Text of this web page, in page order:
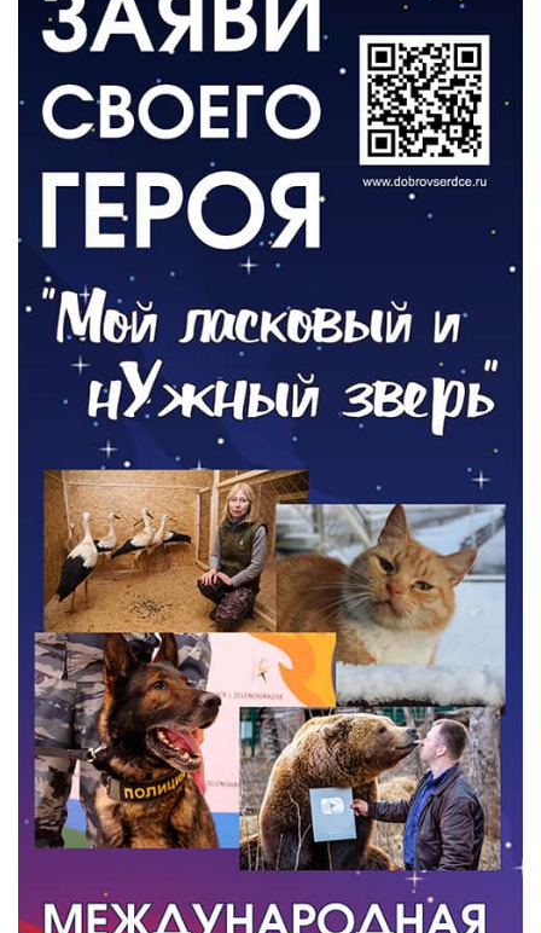
06.08.2026
ВЛАСТЬ
Новый учебный год и готовность к
отопительному сезону
06.08.2026
РАЗЪЯСНЯЕМ
Где хранить велосипед?
06.08.2026